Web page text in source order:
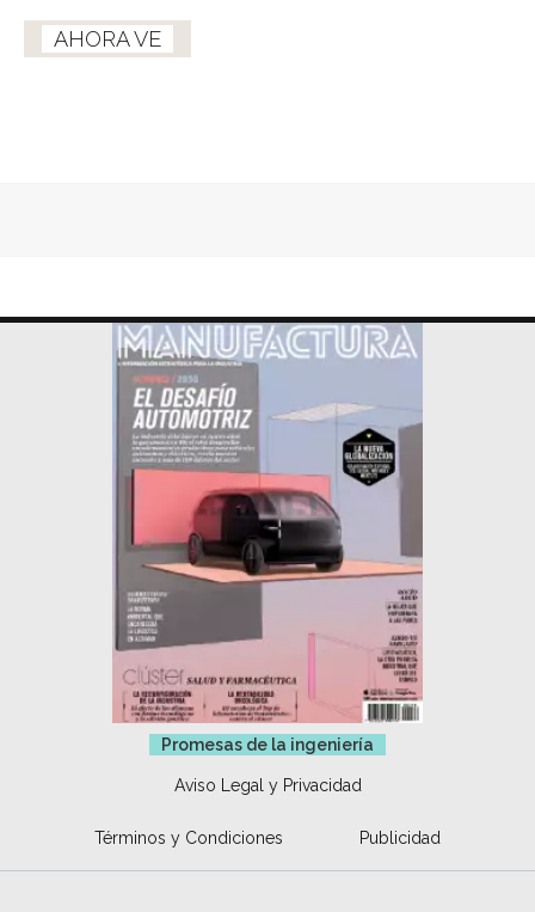
AHORA VE
Promesas de la ingeniería
Aviso Legal y Privacidad
Términos y Condiciones Publicidad